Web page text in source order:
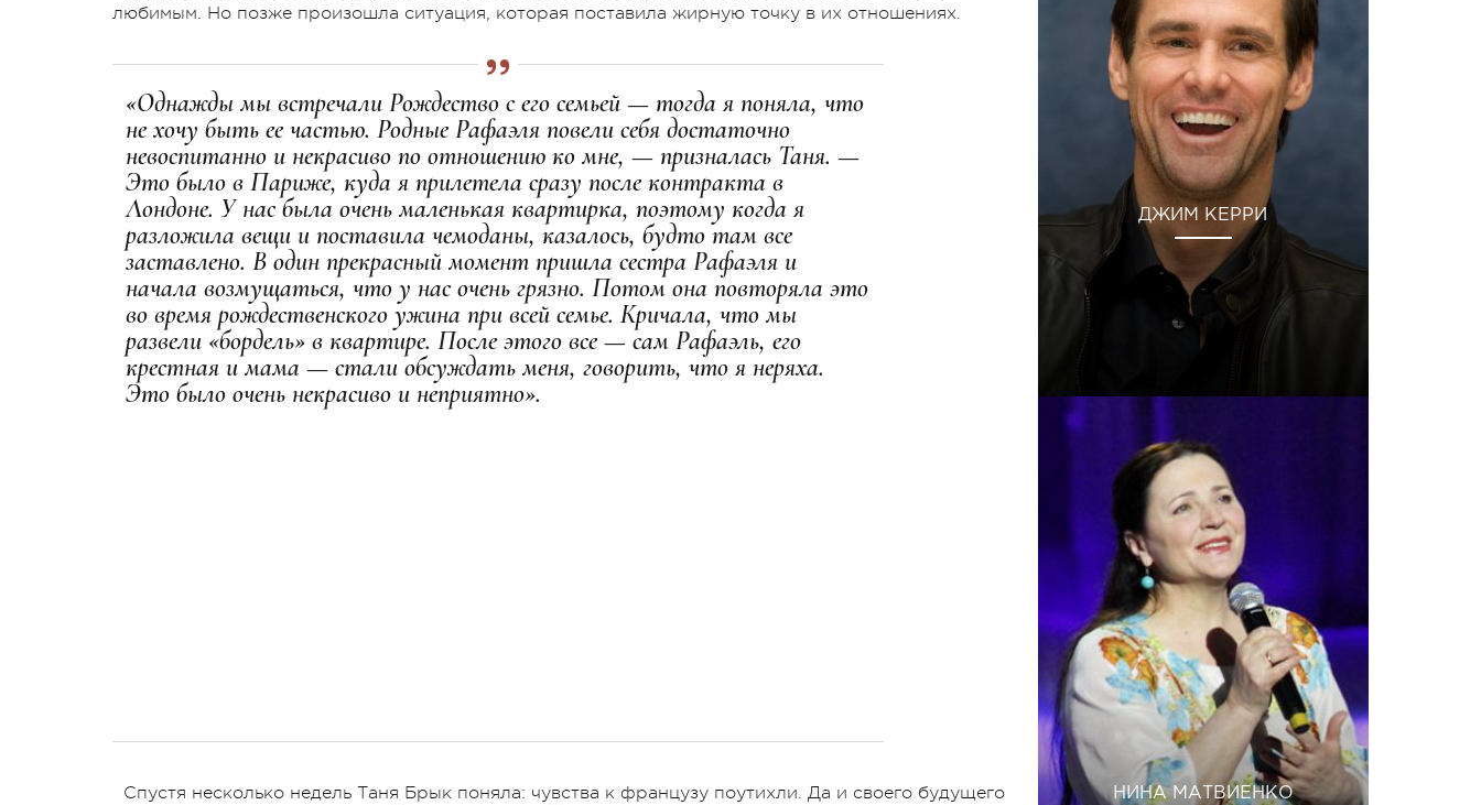
любимым. Но позже произошла ситуация, которая поставила жирную точку в их отношениях.
«Однажды мы встречали Рождество с его семьей — тогда я поняла, что
не хочу быть ее частью. Родные Рафаэля повели себя достаточно
невоспитанно и некрасиво по отношению ко мне, — призналась Таня. —
Это было в Париже, куда я прилетела сразу после контракта в
Лондоне. У нас была очень маленькая квартирка, поэтому когда я
разложила вещи и поставила чемоданы, казалось, будто там все
заставлено. В один прекрасный момент пришла сестра Рафаэля и
начала возмущаться, что у нас очень грязно. Потом она повторяла это
во время рождественского ужина при всей семье. Кричала, что мы
развели «бордель» в квартире. После этого все — сам Рафаэль, его
крестная и мама — стали обсуждать меня, говорить, что я неряха.
Это было очень некрасиво и неприятно».
Спустя несколько недель Таня Брык поняла: чувства к французу поутихли. Да и своего будущего
ДЖИМ КЕРРИ
НИНА МАТВИЕНКО